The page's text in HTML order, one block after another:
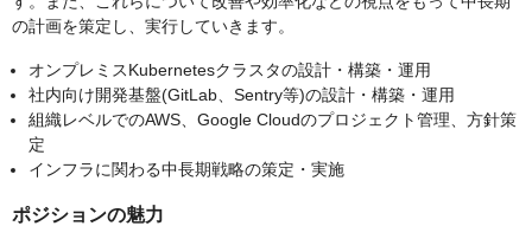
の計画を策定し、実行していきます。
オンプレミスKubernetesクラスタの設計・構築・運用
社内向け開発基盤(GitLab、Sentry等)の設計・構築・運用
組織レベルでのAWS、Google Cloudのプロジェクト管理、方針策
定
インフラに関わる中長期戦略の策定・実施
ポジションの魅力